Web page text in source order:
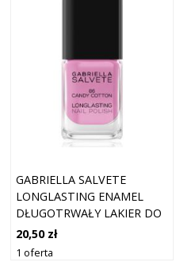
GABRIELLA SALVETE
LONGLASTING ENAMEL
DŁUGOTRWAŁY LAKIER DO
PAZNOKCI Z WYSOKIM
POŁYSKIEM ODCIEŃ 86
20,50 zł
1 oferta